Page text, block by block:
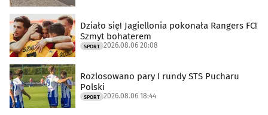
Działo się! Jagiellonia pokonała Rangers FC!
Szmyt bohaterem
SPORT 2026.08.06 20:08
Rozlosowano pary I rundy STS Pucharu
Polski
SPORT 2026.08.06 18:44